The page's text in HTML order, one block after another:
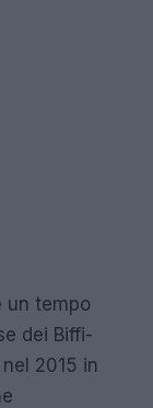
un tempo
dei Biffi-
2015 in